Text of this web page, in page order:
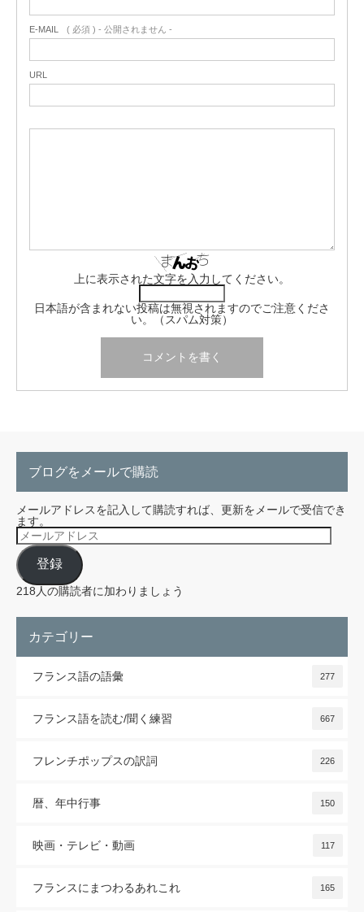
E-MAIL ( 必須 ) - 公開されません -
URL
上に表示された文字を入力してください。
日本語が含まれない投稿は無視されますのでご注意くださ
い。（スパム対策）
ブログをメールで購読
メールアドレスを記入して購読すれば、更新をメールで受信でき
ます。
メ
ー
ル
ア
ド
レ
登録
218人の購読者に加わりましょう
カテゴリー
フランス語の語彙 277
フランス語を読む/聞く練習 667
フレンチポップスの訳詞 226
暦、年中行事 150
映画・テレビ・動画 117
フランスにまつわるあれこれ 165